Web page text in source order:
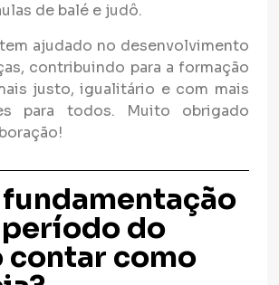
de balé e judô.
ajudado no desenvolvimento
contribuindo para a formação
justo, igualitário e com mais
para todos. Muito obrigado
fundamentação
do
contar como